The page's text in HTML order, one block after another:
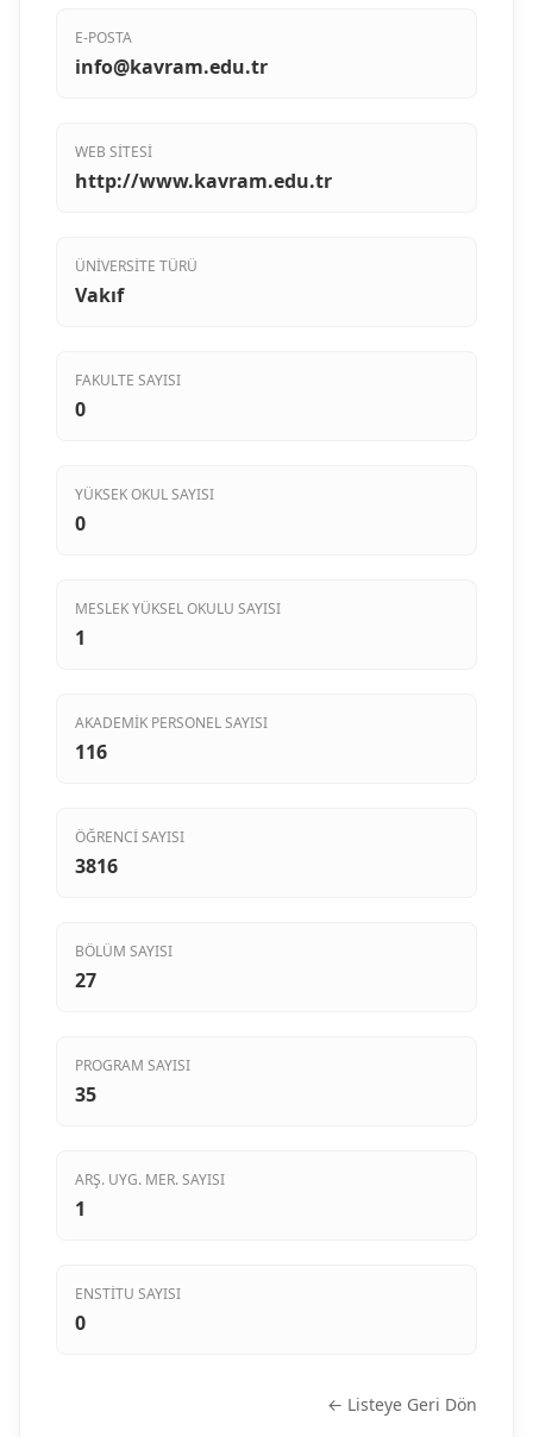
E-POSTA
info@kavram.edu.tr
WEB SITESI
http://www.kavram.edu.tr
ÜNIVERSITE TÜRÜ
Vakıf
FAKULTE SAYISI
0
YÜKSEK OKUL SAYISI
0
MESLEK YÜKSEL OKULU SAYISI
1
AKADEMIK PERSONEL SAYISI
116
ÖĞRENCI SAYISI
3816
BÖLÜM SAYISI
27
PROGRAM SAYISI
35
ARŞ. UYG. MER. SAYISI
1
ENSTITU SAYISI
0
← Listeye Geri Dön